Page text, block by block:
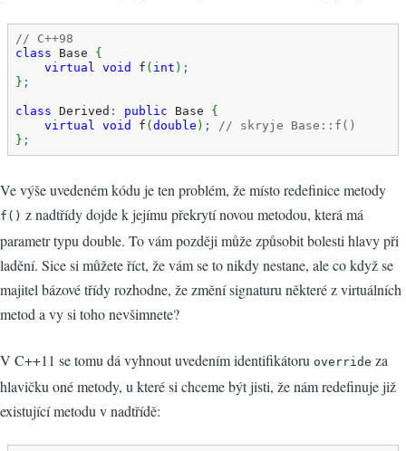
// C++98
class Base {
virtual
void f ( int ) ;
} ;
class Derived : public Base {
virtual
void f ( double ) ;
// skryje Base::f()
} ;
Ve výše uvedeném kódu je ten problém, že místo redefinice metody
f() z nadtřídy dojde k jejímu překrytí novou metodou, která má
parametr typu double. To vám později může způsobit bolesti hlavy při
ladění. Sice si můžete říct, že vám se to nikdy nestane, ale co když se
majitel bázové třídy rozhodne, že změní signaturu některé z virtuálních
metod a vy si toho nevšimnete?
V C++11 se tomu dá vyhnout uvedením identifikátoru override za
hlavičku oné metody, u které si chceme být jisti, že nám redefinuje již
existující metodu v nadtřídě: